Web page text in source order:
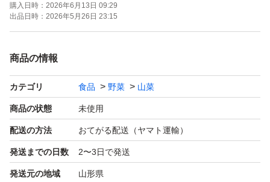
購入日時： 2026年6月13日 09:29
出品日時： 2026年5月26日 23:15
商品の情報
カテゴリ 食品 野菜 山菜
商品の状態 未使用
配送の方法 おてがる配送（ヤマト運輸）
発送までの日数 2〜3日で発送
発送元の地域 山形県